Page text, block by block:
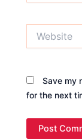
Save my
for the next